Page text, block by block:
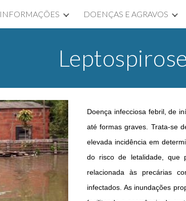
Skip to main content
INFORMAÇÕES DOENÇAS E AGRAVOS
Doença infecciosa febril, de
até formas graves. Trata-se
elevada incidência em
do risco de letalidade, que
relacionada às precárias
infectados. As inundações